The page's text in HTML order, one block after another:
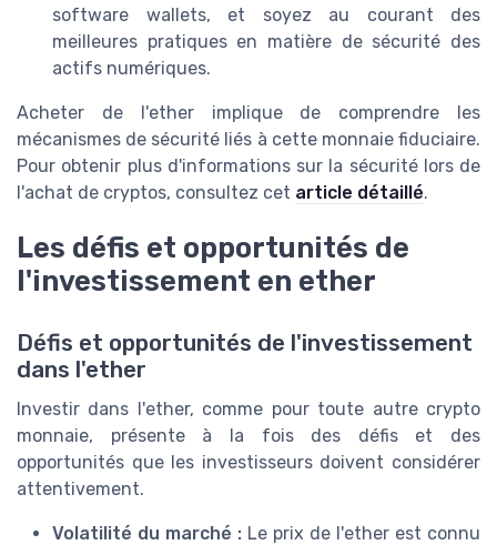
software wallets, et soyez au courant des
meilleures pratiques en matière de sécurité des
actifs numériques.
Acheter de l'ether implique de comprendre les
mécanismes de sécurité liés à cette monnaie fiduciaire.
Pour obtenir plus d'informations sur la sécurité lors de
l'achat de cryptos, consultez cet article détaillé.
Les défis et opportunités de
l'investissement en ether
Défis et opportunités de l'investissement
dans l'ether
Investir dans l'ether, comme pour toute autre crypto
monnaie, présente à la fois des défis et des
opportunités que les investisseurs doivent considérer
attentivement.
Volatilité du marché : Le prix de l'ether est connu